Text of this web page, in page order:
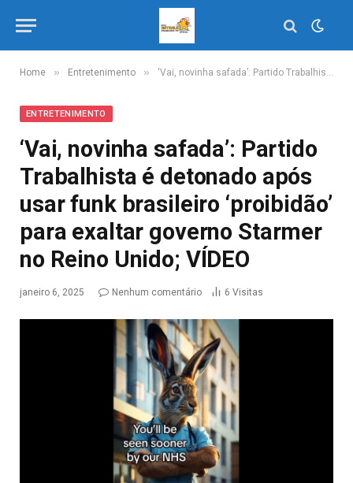
Home » Entretenimento » ‘Vai, novinha safada’: Partido Trabalhista é detonado após usar funk brasileiro ‘proibidão’ para exaltar governo Starmer no Reino Unido; VÍDEO
ENTRETENIMENTO
‘Vai, novinha safada’: Partido
Trabalhista é detonado após
usar funk brasileiro ‘proibidão’
para exaltar governo Starmer
no Reino Unido; VÍDEO
janeiro 6, 2025 Nenhum comentário 6 Visitas